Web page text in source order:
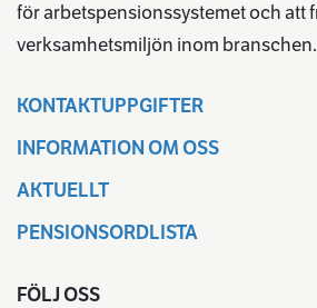
för arbetspensionssystemet och att
verksamhetsmiljön inom branschen.
KONTAKTUPPGIFTER
INFORMATION OM OSS
AKTUELLT
PENSIONSORDLISTA
FÖLJ OSS